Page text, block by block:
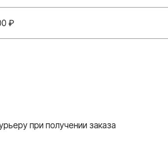
₽
при получении заказа